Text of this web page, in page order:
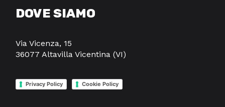
DOVE SIAMO
Via Vicenza, 15
36077 Altavilla Vicentina (VI)
Privacy Policy Cookie Policy